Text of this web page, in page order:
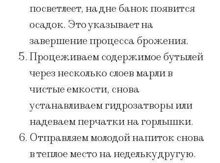
посветлеет, на дне банок появится
осадок. Это указывает на
завершение процесса брожения.
Процеживаем содержимое бутылей
через несколько слоев марли в
чистые емкости, снова
устанавливаем гидрозатворы или
надеваем перчатки на горлышки.
Отправляем молодой напиток снова
в теплое место на недельку другую.